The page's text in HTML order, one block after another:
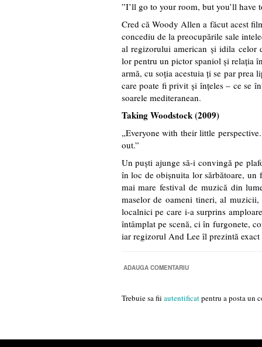
”I’ll go to your room, but you’ll have
Cred că Woody Allen a făcut acest
concediu de la preocupările sale
al regizorului american și idila celor
lor pentru un pictor spaniol și relația
armă, cu soția acestuia ți se par prea
care poate fi privit și înțeles – ce se
soarele mediteranean.
Taking Woodstock (2009)
„Everyone with their little
out.”
Un puști ajunge să-i convingă pe
în loc de obișnuita lor sărbătoare, un
mai mare festival de muzică din
maselor de oameni tineri, al
localnici pe care i-a surprins
întâmplat pe scenă, ci în furgonete,
iar regizorul And Lee îl prezintă exact
ADAUGA COMENTARIU
Trebuie sa fii autentificatpentru a posta un